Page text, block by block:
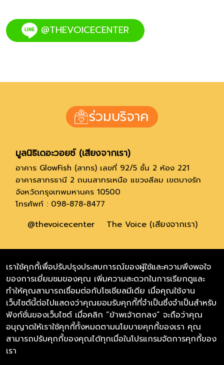
@THEVOICECENTER
ร่วมบริจาค
มูลนิธิเดอะวอยซ์ (เสียงจากเรา)
อาคาร GlowFish (สาทร) เลขที่ 92/5 ชั้น 2 ห้อง 221
อาคารสาทรธานี 2 ถนนสาทรเหนือ แขวงสีลม เขตบางรัก
จังหวัดกรุงเทพมหานคร 10500
โทรศัพท์ : 098-878-8477
@thevoicecenter The Voice (เสียงจากเรา)
Thevoicefoundation
Thevoicefoundation.eng
Soulmateby_thevoice(สำหรับหาบ้าน)
Thevoicecharityshop (สำหรับขายสินค้า)
Thevoicefoundation.org
เราใช้คุกกี้เพื่อปรับปรุงประสบการณ์ของผู้ใช้และความพึงพอใจ
ของการเยี่ยมชมของคุณ เพิ่มความสะดวกในการเรียกดูและ
ทำให้คุณสามารถเชื่อมต่อกับโซเชียลมีเดีย เมื่อคุณใช้งาน
เว็บไซต์นี้ต่อไปแสดงว่าคุณยอมรับคุกกี้ที่จำเป็นซึ่งจำเป็นสำหรับ
ฟังก์ชั่นของเว็บไซต์ เมื่อคลิก “ข้าพเจ้าตกลง” จะถือว่าคุณ
อนุญาตให้เราใช้คุกกี้ทั้งหมดตามนโยบายคุกกี้ของเรา คุณ
สามารถปรับคุกกี้ของคุณได้ทุกเมื่อในโปรแกรมจัดการคุกกี้ของ
เรา